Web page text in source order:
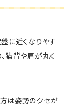
に近くなりやす
猫背や肩が丸く
は姿勢のクセが